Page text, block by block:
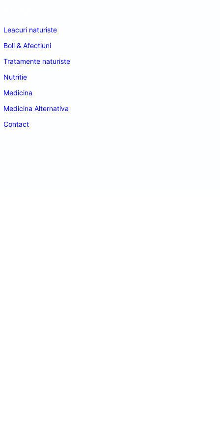
Leacuri naturiste
Boli & Afectiuni
Tratamente naturiste
Nutritie
Medicina
Medicina Alternativa
Contact